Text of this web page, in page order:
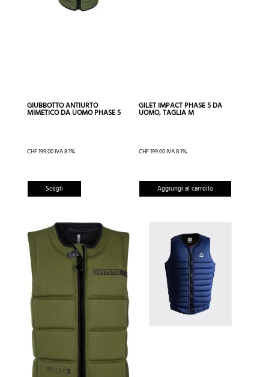
scelte
GIUBBOTTO ANTIURTO
MIMETICO DA UOMO PHASE 5
CHF199.00IVA 8.1%
Scegli
Questo
prodotto
più
varianti.
Le
opzioni
essere
scelte
nella
pagina
del
GILET IMPACT PHASE 5 DA
UOMO, TAGLIA M
CHF199.00IVA 8.1%
Aggiungi al carrello